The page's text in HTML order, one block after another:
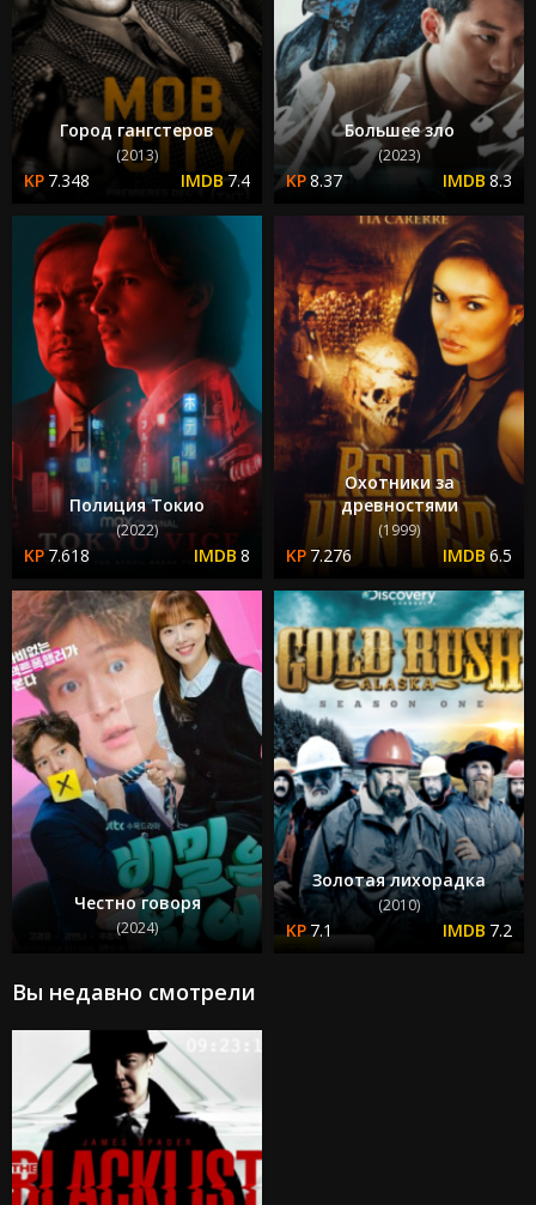
Город гангстеров
(2013)
7.348 7.4
Большее зло
(2023)
8.37 8.3
Полиция Токио
(2022)
7.618 8
Охотники за
древностями
(1999)
7.276 6.5
Честно говоря
(2024)
Золотая лихорадка
(2010)
7.1 7.2
Вы недавно смотрели